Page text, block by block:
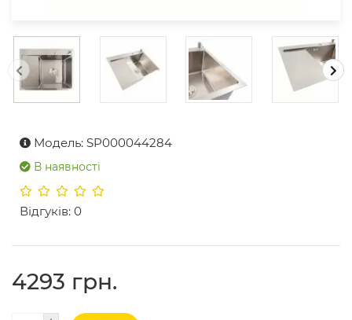
Модель: SP000044284
В наявності
Відгуків: 0
4293 грн.